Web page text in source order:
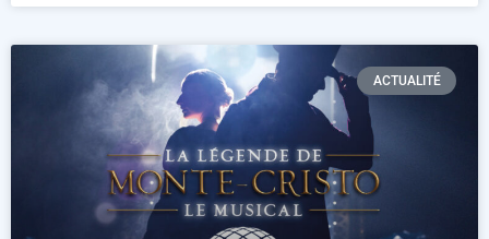
ACTUALITÉ